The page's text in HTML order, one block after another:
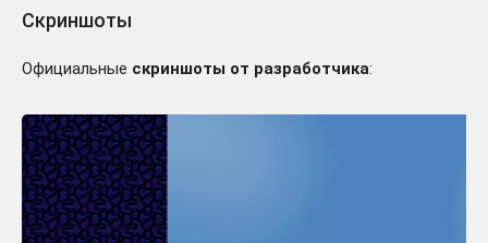
Скриншоты
Официальные скриншоты от разработчика: